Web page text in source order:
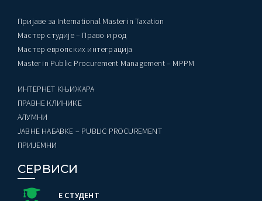
Пријаве за International Master in Taxation
Мастер студије – Право и род
Мастер европских интеграција
Master in Public Procurement Management – MPPM
ИНТЕРНЕТ КЊИЖАРА
ПРАВНЕ КЛИНИКЕ
AЛУМНИ
ЈАВНЕ НАБАВКЕ – PUBLIC PROCUREMENT
ПРИЈЕМНИ
СЕРВИСИ
Е СТУДЕНТ